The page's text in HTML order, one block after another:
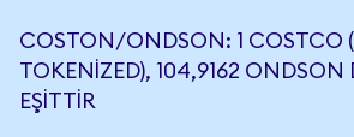
COSTON/ONDSON: 1 COSTCO
TOKENIZED), 104,9162 ONDSON
EŞITTIR